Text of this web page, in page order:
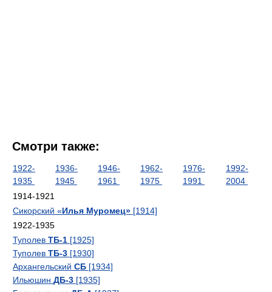
Смотри также:
1922-
1935
1936-
1945
1946-
1961
1962-
1975
1976-
1991
1992-
2004
1914-1921
Сикорский «Илья Муромец» [1914]
1922-1935
Туполев ТБ-1 [1925]
Туполев ТБ-3 [1930]
Архангельский СБ [1934]
Ильюшин ДБ-3 [1935]